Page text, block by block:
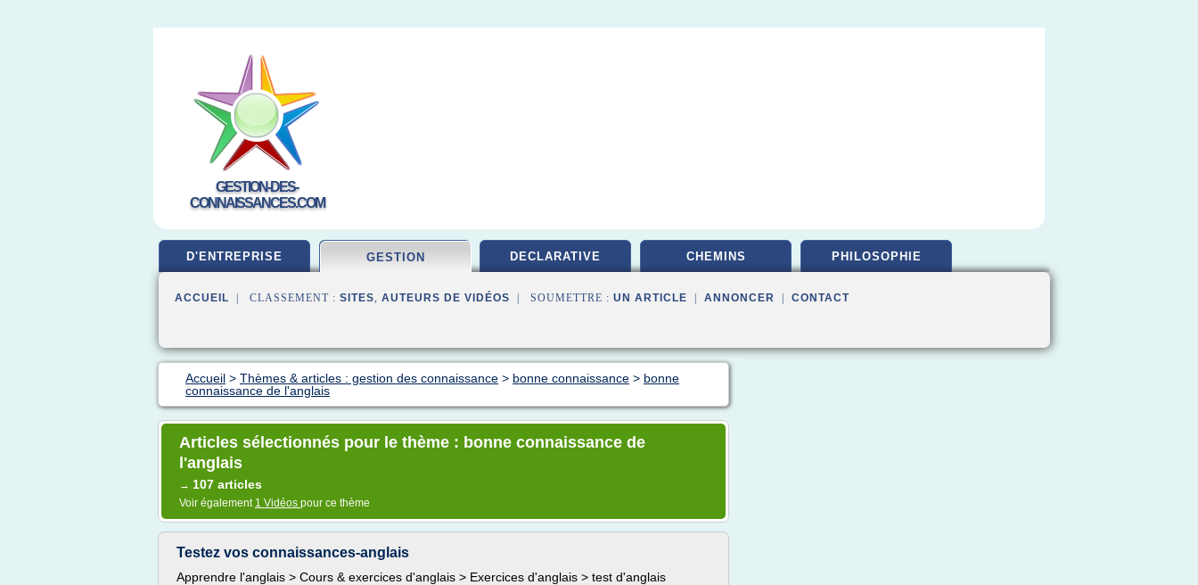
GESTION-DES-
CONNAISSANCES.COM
D'ENTREPRISE GESTION DECLARATIVE CHEMINS PHILOSOPHIE
ACCUEIL | CLASSEMENT : SITES, AUTEURS DE VIDÉOS | SOUMETTRE : UN ARTICLE ANNONCER CONTACT
Accueil > Thèmes & articles : gestion des connaissance > bonne connaissance > bonne
connaissance de l'anglais
Articles sélectionnés pour le thème : bonne connaissance de
l'anglais
→ 107 articles
Voir également 1 Vidéos pour ce thème
Testez vos connaissances-anglais
Apprendre l'anglais > Cours & exercices d'anglais > Exercices d'anglais > test d'anglais